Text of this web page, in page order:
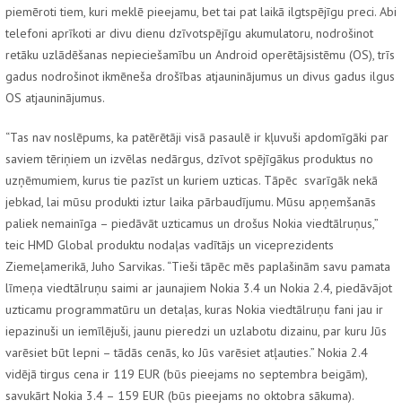
piemēroti tiem, kuri meklē pieejamu, bet tai pat laikā ilgtspējīgu preci. Abi
telefoni aprīkoti ar divu dienu dzīvotspējīgu akumulatoru, nodrošinot
retāku uzlādēšanas nepieciešamību un Android operētājsistēmu (OS), trīs
gadus nodrošinot ikmēneša drošības atjauninājumus un divus gadus ilgus
OS atjauninājumus.
“Tas nav noslēpums, ka patērētāji visā pasaulē ir kļuvuši apdomīgāki par
saviem tēriņiem un izvēlas nedārgus, dzīvot spējīgākus produktus no
uzņēmumiem, kurus tie pazīst un kuriem uzticas. Tāpēc svarīgāk nekā
jebkad, lai mūsu produkti iztur laika pārbaudījumu. Mūsu apņemšanās
paliek nemainīga – piedāvāt uzticamus un drošus Nokia viedtālruņus,”
teic HMD Global produktu nodaļas vadītājs un viceprezidents
Ziemeļamerikā, Juho Sarvikas. “Tieši tāpēc mēs paplašinām savu pamata
līmeņa viedtālruņu saimi ar jaunajiem Nokia 3.4 un Nokia 2.4, piedāvājot
uzticamu programmatūru un detaļas, kuras Nokia viedtālruņu fani jau ir
iepazinuši un iemīlējuši, jaunu pieredzi un uzlabotu dizainu, par kuru Jūs
varēsiet būt lepni – tādās cenās, ko Jūs varēsiet atļauties.” Nokia 2.4
vidējā tirgus cena ir 119 EUR (būs pieejams no septembra beigām),
savukārt Nokia 3.4 – 159 EUR (būs pieejams no oktobra sākuma).